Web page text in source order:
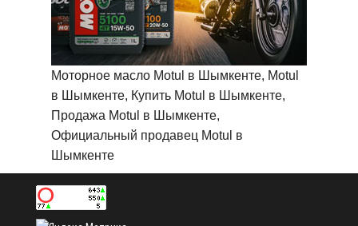
Моторное масло Motul в Шымкенте, Motul
в Шымкенте, Купить Motul в Шымкенте,
Продажа Motul в Шымкенте,
Официальный продавец Motul в
Шымкенте